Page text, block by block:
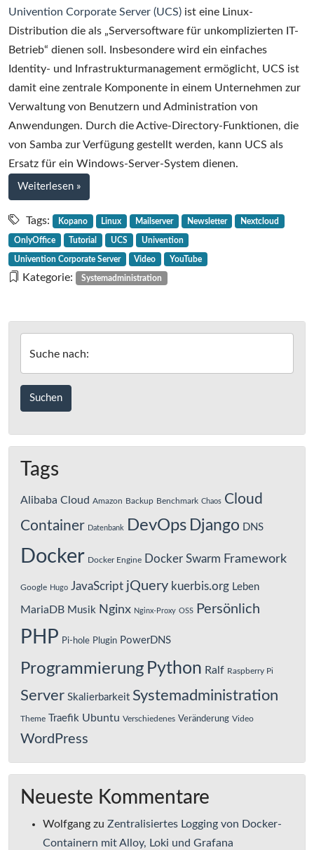
Univention Corporate Server (UCS) ist eine Linux-
Distribution die als „Serversoftware für unkomplizierten IT-
Betrieb“ dienen soll. Insbesondere wird ein einfaches
Identity- und Infrastrukturmanagement ermöglicht, UCS ist
damit eine zentrale Komponente in einem Unternehmen zur
Verwaltung von Benutzern und Administration von
Anwendungen. Durch die Active-Directory-Funktionen, die
von Samba zur Verfügung gestellt werden, kann UCS als
Ersatz für ein Windows-Server-System dienen.
Weiterlesen bei
Zwei
Stunden
mit
Univention
Corporate
Server
»
Tags: Kopano Linux Mailserver Newsletter Nextcloud
OnlyOffice Tutorial UCS Univention
Univention Corporate Server Video YouTube
Kategorie: Systemadministration
Suche nach:
Tags
Alibaba Cloud Amazon Backup Benchmark Chaos Cloud
Container Datenbank DevOps Django DNS
Docker Docker Engine Docker Swarm Framework
Google Hugo JavaScript jQuery kuerbis.org Leben
MariaDB Musik Nginx Nginx-Proxy OSS Persönlich
PHP Pi-hole Plugin PowerDNS
Programmierung Python Ralf Raspberry Pi
Server Skalierbarkeit Systemadministration
Theme Traefik Ubuntu Verschiedenes Veränderung Video
WordPress
Neueste Kommentare
Wolfgang zu Zentralisiertes Logging von Docker-
Containern mit Alloy, Loki und Grafana